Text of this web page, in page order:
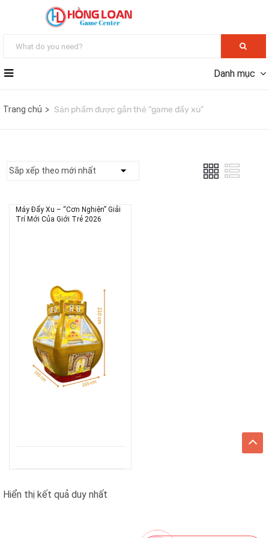
Danh mục
Trang chủ Sản phẩm được gắn thẻ “game đẩy xu”
Máy Đẩy Xu – “Cơn Nghiện” Giải
Trí Mới Của Giới Trẻ 2026
Hiển thị kết quả duy nhất